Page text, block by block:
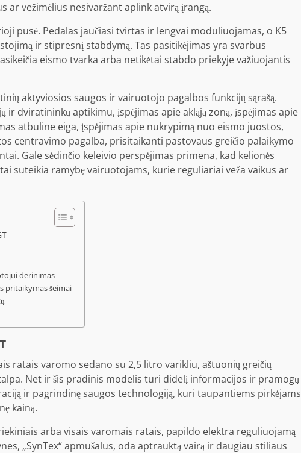
ar vežimėlius nesivaržant aplink atvirą įrangą.
pusė. Pedalas jaučiasi tvirtas ir lengvai moduliuojamas, o K5
ir stipresnį stabdymą. Tas pasitikėjimas yra svarbus
eismo tvarka arba netikėtai stabdo priekyje važiuojantis
aktyviosios saugos ir vairuotojo pagalbos funkcijų sąrašą.
ir dviratininkų aptikimu, įspėjimas apie akląją zoną, įspėjimas apie
atbuline eiga, įspėjimas apie nukrypimą nuo eismo juostos,
centravimo pagalba, prisitaikanti pastovaus greičio palaikymo
Gale sėdinčio keleivio perspėjimas primena, kad kelionės
suteikia ramybę vairuotojams, kurie reguliariai veža vaikus ar
derinimas
pritaikymas šeimai
ratais varomo sedano su 2,5 litro varikliu, aštuonių greičių
Net ir šis pradinis modelis turi didelį informacijos ir pramogų
ir pagrindinę saugos technologiją, kuri taupantiems pirkėjams
kainą.
arba visais varomais ratais, papildo elektra reguliuojamą
„SynTex“ apmušalus, oda aptrauktą vairą ir daugiau stiliaus